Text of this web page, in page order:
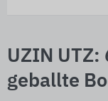
UZIN UTZ:
geballte